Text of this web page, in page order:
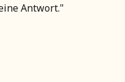
Antwort."